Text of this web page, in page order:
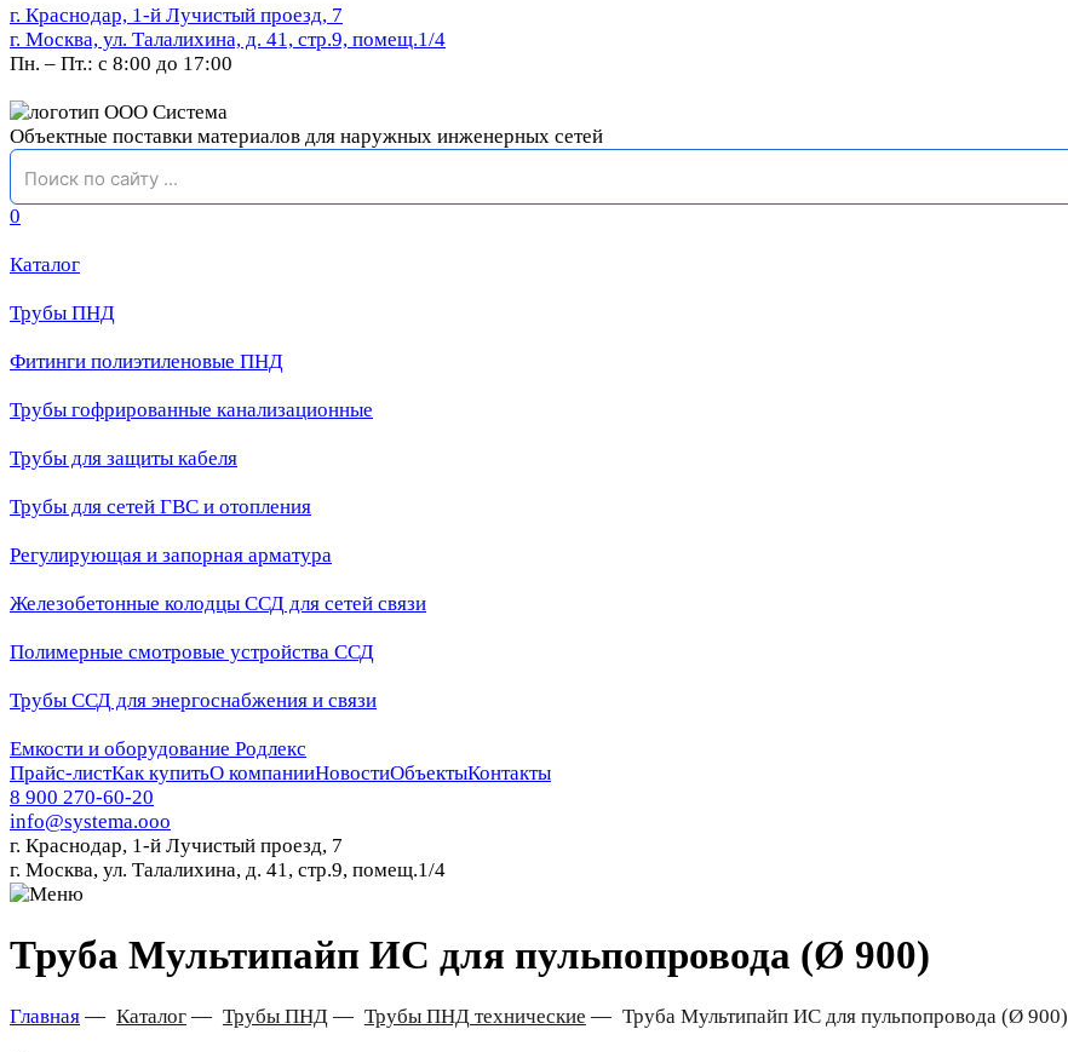
г. Краснодар, 1-й Лучистый проезд, 7
г. Москва, ул. Талалихина, д. 41, стр.9, помещ.1/4
Пн. – Пт.: с 8:00 до 17:00
Объектные поставки материалов для наружных инженерных сетей
0
Каталог
Трубы ПНД
Фитинги полиэтиленовые ПНД
Трубы гофрированные канализационные
Трубы для защиты кабеля
Трубы для сетей ГВС и отопления
Регулирующая и запорная арматура
Железобетонные колодцы ССД для сетей связи
Полимерные смотровые устройства ССД
Трубы ССД для энергоснабжения и связи
Емкости и оборудование Родлекс
Прайс-листКак купитьО компанииНовостиОбъектыКонтакты
8 900 270-60-20
info@systema.ooo
г. Краснодар, 1-й Лучистый проезд, 7
г. Москва, ул. Талалихина, д. 41, стр.9, помещ.1/4
Труба Мультипайп ИС для пульпопровода (Ø 900)
Главная — Каталог— Трубы ПНД — Трубы ПНД технические — Труба Мультипайп ИС для пульпопровода (Ø 900)